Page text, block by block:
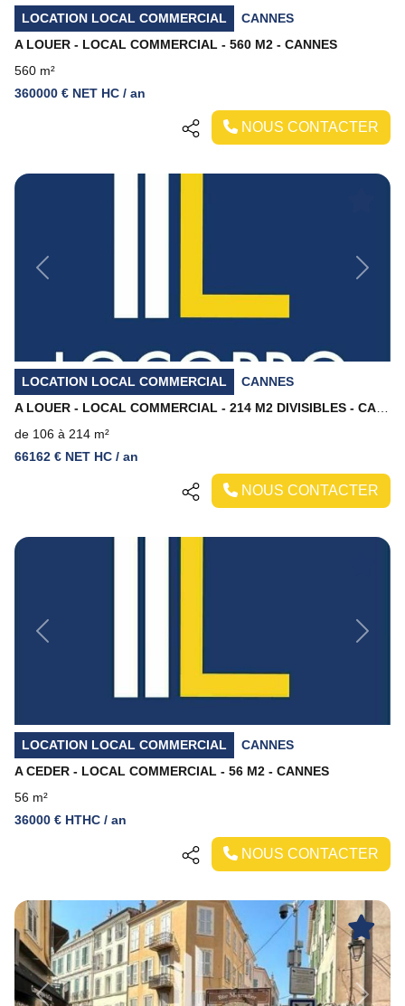
LOCATION LOCAL COMMERCIAL
CANNES
A LOUER - LOCAL COMMERCIAL - 560 M2 - CANNES
560 m²
360000 € NET HC / an
NOUS CONTACTER
Previous Next
LOCATION LOCAL COMMERCIAL
CANNES
de 106 à 214 m²
66162 € NET HC / an
NOUS CONTACTER
Previous Next
LOCATION LOCAL COMMERCIAL
CANNES
A CEDER - LOCAL COMMERCIAL - 56 M2 - CANNES
56 m²
36000 € HTHC / an
NOUS CONTACTER
Previous Next